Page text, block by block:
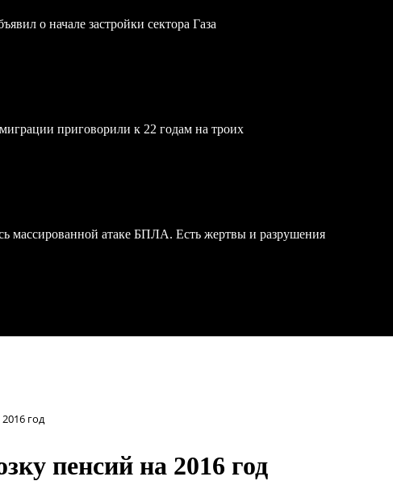
о начале застройки сектора Газа
приговорили к 22 годам на троих
массированной атаке БПЛА. Есть жертвы и разрушения
год
пенсий на 2016 год